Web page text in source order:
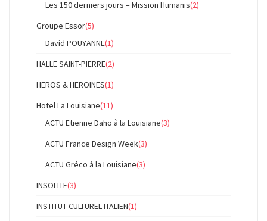
Les 150 derniers jours – Mission Humanis(2)
Groupe Essor(5)
David POUYANNE(1)
HALLE SAINT-PIERRE(2)
HEROS & HEROINES(1)
Hotel La Louisiane(11)
ACTU Etienne Daho à la Louisiane(3)
ACTU France Design Week(3)
ACTU Gréco à la Louisiane(3)
INSOLITE(3)
INSTITUT CULTUREL ITALIEN(1)